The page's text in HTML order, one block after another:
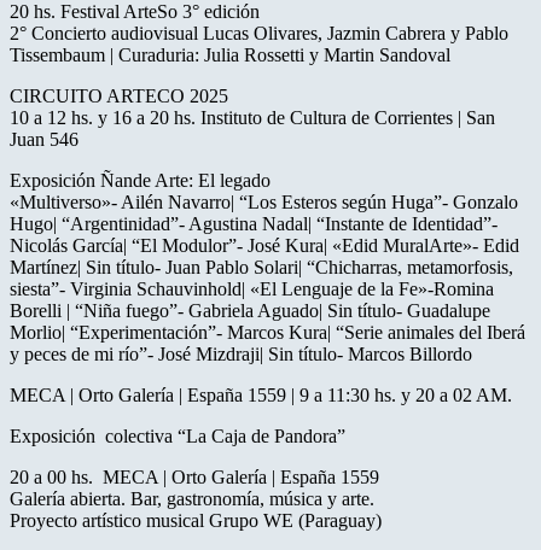
20 hs. Festival ArteSo 3° edición
2° Concierto audiovisual Lucas Olivares, Jazmin Cabrera y Pablo
Tissembaum | Curaduria: Julia Rossetti y Martin Sandoval
CIRCUITO ARTECO 2025
10 a 12 hs. y 16 a 20 hs. Instituto de Cultura de Corrientes | San
Juan 546
Exposición Ñande Arte: El legado
«Multiverso»- Ailén Navarro| “Los Esteros según Huga”- Gonzalo
Hugo| “Argentinidad”- Agustina Nadal| “Instante de Identidad”-
Nicolás García| “El Modulor”- José Kura| «Edid MuralArte»- Edid
Martínez| Sin título- Juan Pablo Solari| “Chicharras, metamorfosis,
siesta”- Virginia Schauvinhold| «El Lenguaje de la Fe»-Romina
Borelli | “Niña fuego”- Gabriela Aguado| Sin título- Guadalupe
Morlio| “Experimentación”- Marcos Kura| “Serie animales del Iberá
y peces de mi río”- José Mizdraji| Sin título- Marcos Billordo
MECA | Orto Galería | España 1559 | 9 a 11:30 hs. y 20 a 02 AM.
Exposición colectiva “La Caja de Pandora”
20 a 00 hs. MECA | Orto Galería | España 1559
Galería abierta. Bar, gastronomía, música y arte.
Proyecto artístico musical Grupo WE (Paraguay)